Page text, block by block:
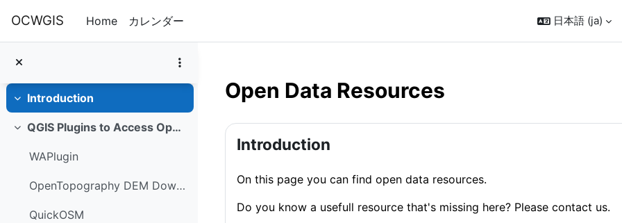
OCWGIS Home カレンダー 日本語 ‎(ja)‎
折りたたむ
Introduction
折りたたむ
QGIS Plugins to Access Open Data
WAPlugin
OpenTopography DEM Downloader plugin
QuickOSM
Open Data Resources
セクションアウトライン
Introduction
On this page you can find open data resources.
Do you know a usefull resource that's missing here? Please contact us.